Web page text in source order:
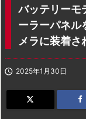
バッテリーモ
ーラーパネル
メラに装着さ
 2025年1月30日